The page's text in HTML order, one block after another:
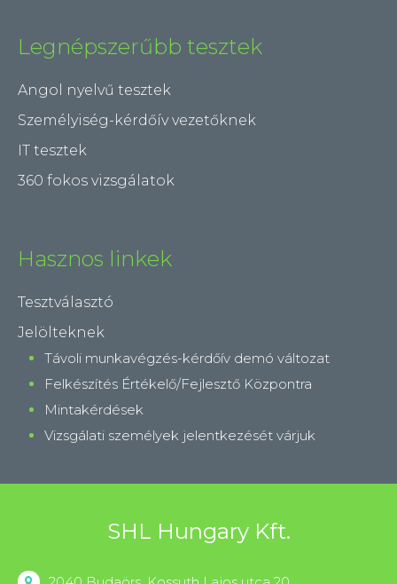
Legnépszerűbb tesztek
Angol nyelvű tesztek
Személyiség-kérdőív vezetőknek
IT tesztek
360 fokos vizsgálatok
Hasznos linkek
Tesztválasztó
Jelölteknek
Távoli munkavégzés-kérdőív demó változat
Felkészítés Értékelő/Fejlesztő Központra
Mintakérdések
Vizsgálati személyek jelentkezését várjuk
SHL Hungary Kft.